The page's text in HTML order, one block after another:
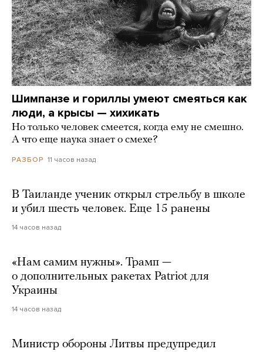
Шимпанзе и гориллы умеют смеяться как
люди, а крысы — хихикать
Но только человек смеется, когда ему не смешно.
А что еще наука знает о смехе?
РАЗБОР 11 часов назад
В Таиланде ученик открыл стрельбу в школе
и убил шесть человек. Еще 15 ранены
14 часов назад
«Нам самим нужны». Трамп —
о дополнительных ракетах Patriot для
Украины
14 часов назад
Министр обороны Литвы предупредил